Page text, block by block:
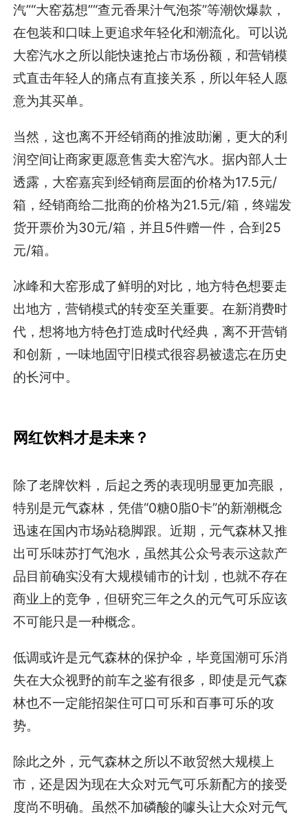
汽”“大窑荔想”“查元香果汁气泡茶”等潮饮爆款，
在包装和口味上更追求年轻化和潮流化。可以说
大窑汽水之所以能快速抢占市场份额，和营销模
式直击年轻人的痛点有直接关系，所以年轻人愿
意为其买单。
当然，这也离不开经销商的推波助澜，更大的利
润空间让商家更愿意售卖大窑汽水。据内部人士
透露，大窑嘉宾到经销商层面的价格为17.5元/
箱，经销商给二批商的价格为21.5元/箱，终端发
货开票价为30元/箱，并且5件赠一件，合到25
元/箱。
冰峰和大窑形成了鲜明的对比，地方特色想要走
出地方，营销模式的转变至关重要。在新消费时
代，想将地方特色打造成时代经典，离不开营销
和创新，一味地固守旧模式很容易被遗忘在历史
的长河中。
网红饮料才是未来？
除了老牌饮料，后起之秀的表现明显更加亮眼，
特别是元气森林，凭借“0糖0脂0卡”的新潮概念
迅速在国内市场站稳脚跟。近期，元气森林又推
出可乐味苏打气泡水，虽然其公众号表示这款产
品目前确实没有大规模铺市的计划，也就不存在
商业上的竞争，但研究三年之久的元气可乐应该
不可能只是一种概念。
低调或许是元气森林的保护伞，毕竟国潮可乐消
失在大众视野的前车之鉴有很多，即使是元气森
林也不一定能招架住可口可乐和百事可乐的攻
势。
除此之外，元气森林之所以不敢贸然大规模上
市，还是因为现在大众对元气可乐新配方的接受
度尚不明确。虽然不加磷酸的噱头让大众对元气